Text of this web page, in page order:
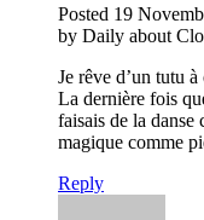
Posted 19
by Daily about Clo
Je rêve d’un tutu
La dernière fois
faisais de la danse
magique comme
Reply